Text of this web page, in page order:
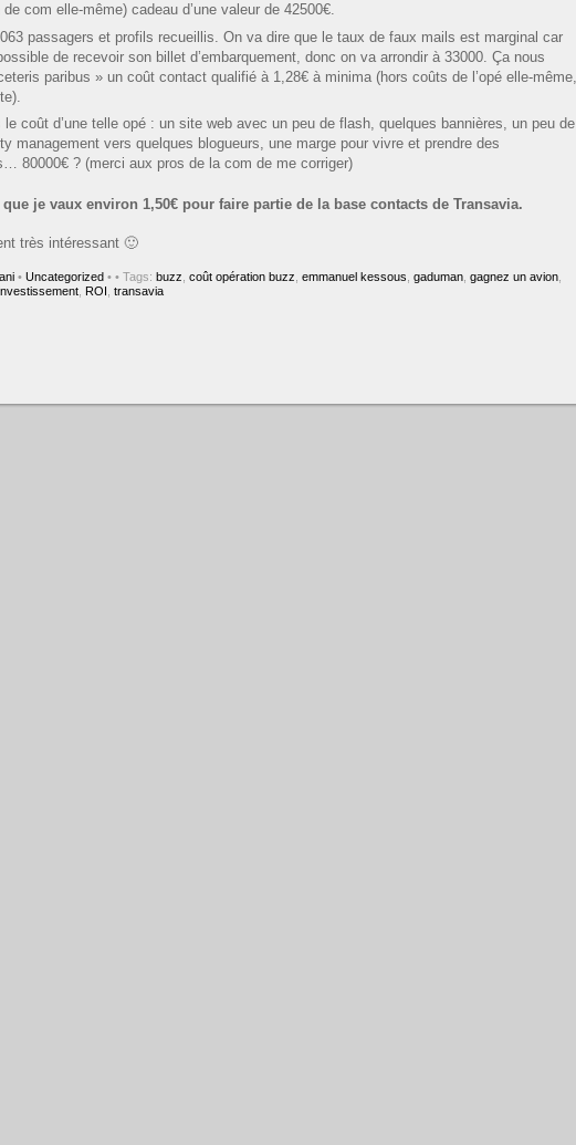
de com elle-même) cadeau d’une valeur de 42500€.
passagers et profils recueillis. On va dire que le taux de faux mails est marginal car
de recevoir son billet d’embarquement, donc on va arrondir à 33000. Ça nous
paribus » un coût contact qualifié à 1,28€ à minima (hors coûts de l’opé elle-même,
le coût d’une telle opé : un site web avec un peu de flash, quelques bannières, un peu de
management vers quelques blogueurs, une marge pour vivre et prendre des
80000€ ? (merci aux pros de la com de me corriger)
je vaux environ 1,50€ pour faire partie de la base contacts de Transavia.
très intéressant 🙂
• Uncategorized • • Tags: buzz, coût opération buzz, emmanuel kessous, gaduman, gagnez un avion,
, ROI , transavia